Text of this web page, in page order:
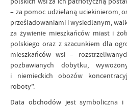
– za pomoc udzielaną uciekinierom,
prześladowaniami i wysiedlanym,
za żywienie mieszkańców miast i
polskiego oraz z szacunkiem dla
mieszkańców wsi –
pozbawianych dobytku,
i niemieckich obozów
roboty”.
Data obchodów jest symboliczna i